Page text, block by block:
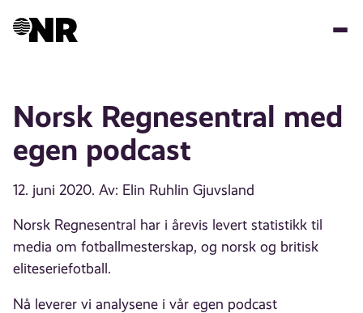
Norsk Regnesentral med
egen podcast
12. juni 2020. Av: Elin Ruhlin Gjuvsland
Norsk Regnesentral har i årevis levert statistikk til
media om fotballmesterskap, og norsk og britisk
eliteseriefotball.
Nå leverer vi analysene i vår egen podcast